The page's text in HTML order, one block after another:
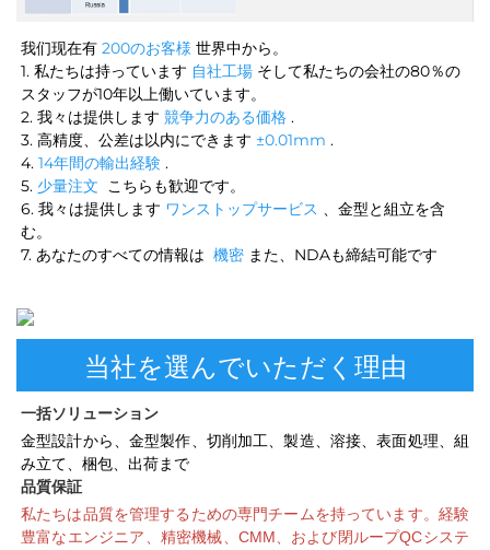
我们现在有 200のお客様 世界中から。
1. 私たちは持っています 自社工場 そして私たちの会社の80％の
スタッフが10年以上働いています。
2. 我々は提供します 競争力のある価格 .
3. 高精度、公差は以内にできます ±0.01mm .
4. 14年間の輸出経験 .
5. 少量注文 こちらも歓迎です。
6. 我々は提供します ワンストップサービス 、金型と組立を含
む。
7. あなたのすべての情報は 機密 また、NDAも締結可能です
当社を選んでいただく理由
一括ソリューション
金型設計から、金型製作、切削加工、製造、溶接、表面処理、組
み立て、梱包、出荷まで
品質保証
私たちは品質を管理するための専門チームを持っています。経験
豊富なエンジニア、精密機械、CMM、および閉ループQCシステ